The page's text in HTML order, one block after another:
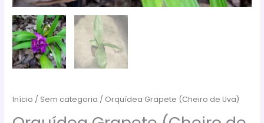
Início / Sem categoria / Orquídea Grapete (Cheiro de Uva)